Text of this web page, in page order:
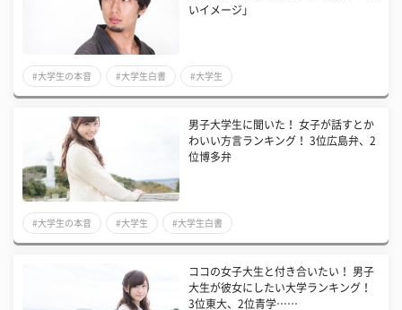
いイメージ」
#大学生の本音 #大学生白書 #大学生
男子大学生に聞いた！ 女子が話すとか
わいい方言ランキング！ 3位広島弁、2
位博多弁
#大学生の本音 #大学生 #大学生白書
ココの女子大生と付き合いたい！ 男子
大生が彼女にしたい大学ランキング！
3位東大、2位青学……